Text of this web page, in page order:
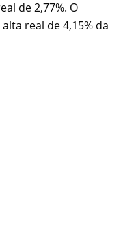
de 2,77%. O
real de 4,15% da